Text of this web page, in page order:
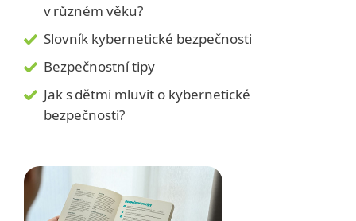
v různém věku?
Slovník kybernetické bezpečnosti
Bezpečnostní tipy
Jak s dětmi mluvit o kybernetické
bezpečnosti?